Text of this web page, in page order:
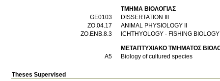
ΤΜΗΜΑ ΒΙΟΛΟΓΙΑΣ
GE0103
DISSERTATION III
ZO.04.17
ANIMAL PHYSIOLOGY IΙ
ΖΟ.ENB.8.3
ICHTHYOLOGY - FISHING BIOLOGY
ΜΕΤΑΠΤΥΧΙΑΚΟ ΤΜΗΜΑΤΟΣ
A5
Biology of cultured species
Theses Supervised